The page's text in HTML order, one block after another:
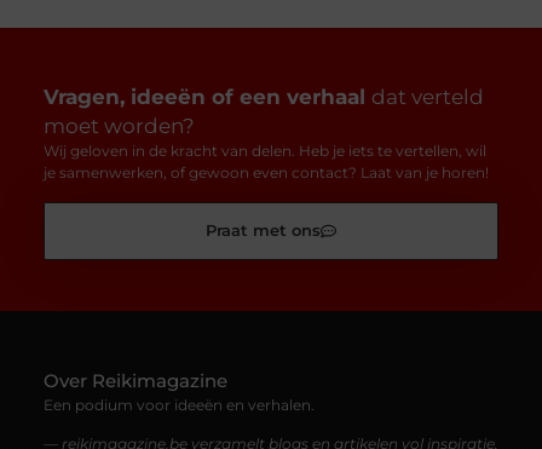
Vragen, ideeën of een verhaal dat verteld
moet worden?
Wij geloven in de kracht van delen. Heb je iets te vertellen, wil
je samenwerken, of gewoon even contact? Laat van je horen!
Praat met ons
Over Reikimagazine
Een podium voor ideeën en verhalen.
— reikimagazine.be verzamelt blogs en artikelen vol inspiratie,